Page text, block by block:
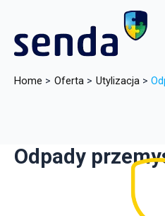
content
Home Oferta Utylizacja
Odpady